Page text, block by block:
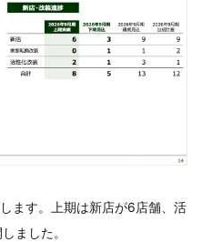
ます。上期は新店が6店舗、活
ました。